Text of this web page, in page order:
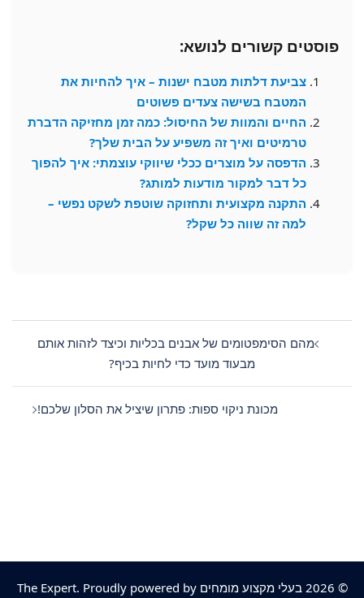
פוסטים קשורים לנושא:
צביעת דלתות מטבח ישנות – איך להחיות את
המטבח בשישה צעדים פשוטים
החיים והמוות של החיסול: כמה זמן מחזיקה הדברת
טרמיטים ואיך זה משפיע על הבית שלך?
הדפסה על מוצרים ככלי שיווקי עוצמתי: איך להפוך
כל דבר למקור מודעות למותג?
התקנה מקצועית ותחזוקה שוטפת לשקט נפשי –
למה זה שווה כל שקל?
Post
navigationמהם הסימפטומים של אבנים בכליות וכיצד לזהות אותם
מבעוד מועד כדי לחיות בכיף?
מכונת ניקוי ספות: פתרון שיציל את הסלון שלכם!
© 2026 בעלי מקצוע מומחים The Expert. Proudly powered by